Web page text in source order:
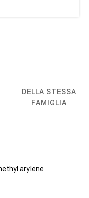
DELLA STESSA
FAMIGLIA
arylene